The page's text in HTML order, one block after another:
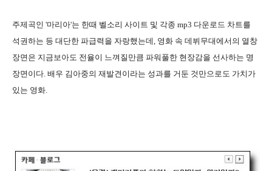
주제곡인 '마리아'는 한때 벨소리 사이트 및 각종 mp3 다운로드 차트를
석권하는 등 대단한 파급력을 자랑했는데, 영화 속 데뷔무대에서의 열창
장면은 지금보아도 전율이 느껴질만큼 파워풀한 현장감을 선사하는 명
장면이다. 배우 김아중의 재발견이라는 성과를 거둔 것만으로도 가치가
있는 영화.